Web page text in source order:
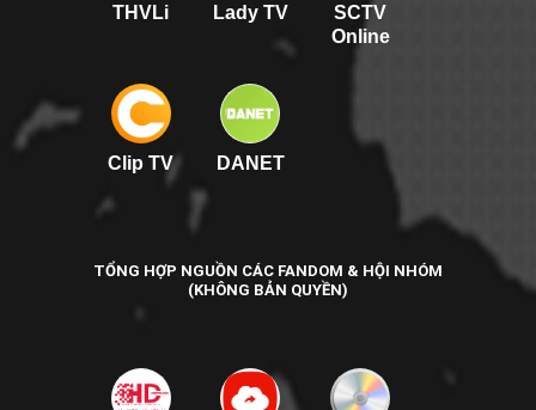
THVLi Lady TV
SCTV
Online
Clip TV DANET
TỔNG HỢP NGUỒN CÁC FANDOM & HỘI NHÓM
(KHÔNG BẢN QUYỀN)